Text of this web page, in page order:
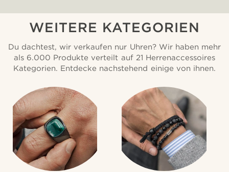
WEITERE KATEGORIEN
Du dachtest, wir verkaufen nur Uhren? Wir haben mehr
als 6.000 Produkte verteilt auf 21 Herrenaccessoires
Kategorien. Entdecke nachstehend einige von ihnen.